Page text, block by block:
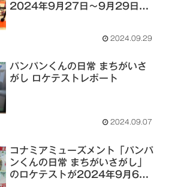
2024年9月27日～9月29日ま
2024.09.29
パンパンくんの日常 まちがいさ
がし ロケテストレポート
2024.09.07
コナミアミューズメント「パンパ
ンくんの日常 まちがいさがし」
のロケテストが2024年9月6日